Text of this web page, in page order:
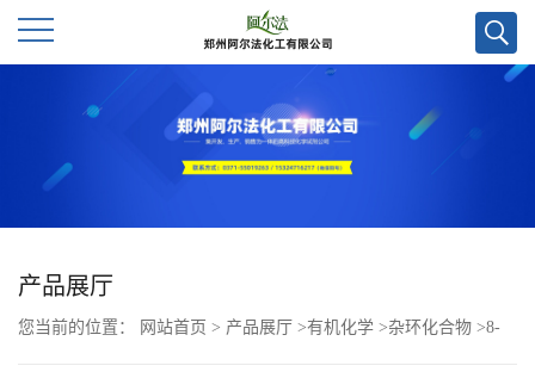
公
产品展厅
您当前的位置： 网站首页 > 产品展厅 >有机化学 >杂环化合物 >8-